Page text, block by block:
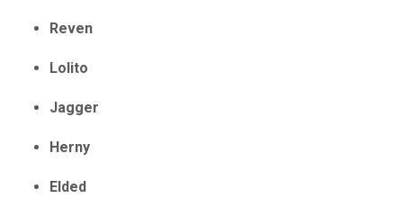
Reven
Lolito
Jagger
Herny
Elded